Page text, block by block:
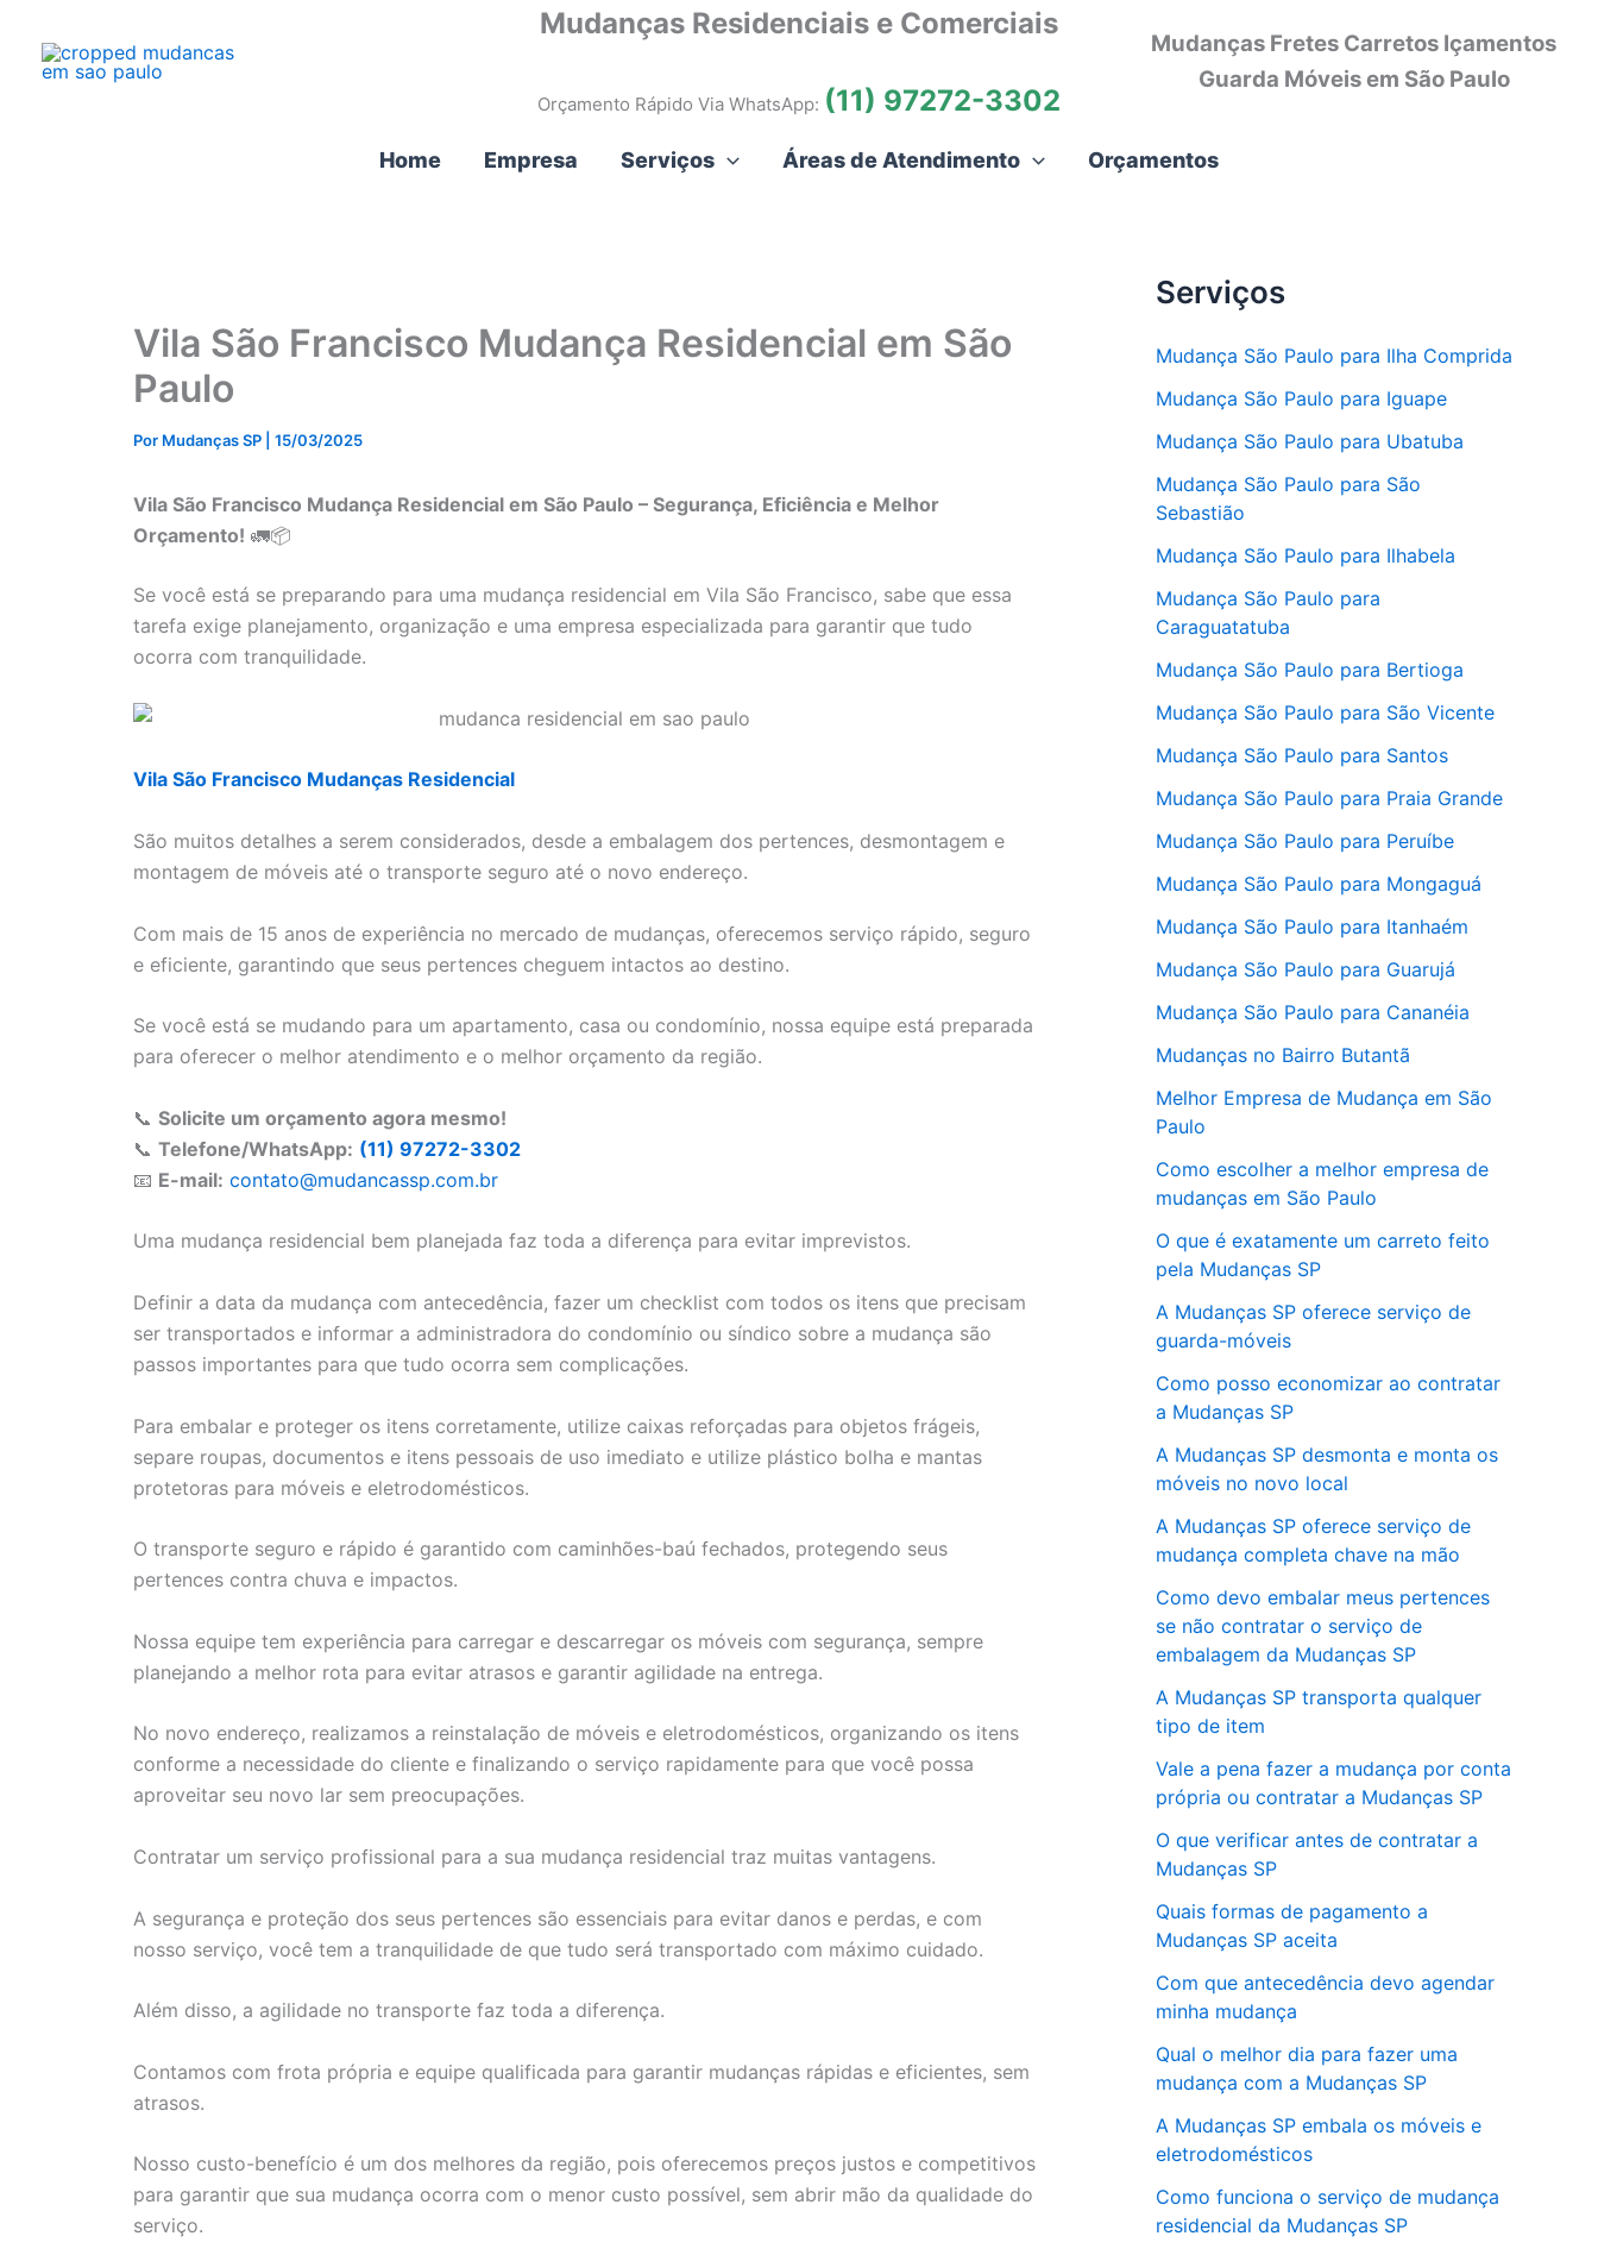
Mudanças Residenciais e Comerciais
Orçamento Rápido Via WhatsApp: (11) 97272-3302
Mudanças Fretes Carretos Içamentos
Guarda Móveis em São Paulo
Home Empresa Serviços Áreas de Atendimento Orçamentos
Vila São Francisco Mudança Residencial em São
Paulo
Por Mudanças SP 15/03/2025
Vila São Francisco Mudança Residencial em São Paulo – Segurança, Eficiência e Melhor
Orçamento! 🚛📦
Se você está se preparando para uma mudança residencial em Vila São Francisco, sabe que essa
tarefa exige planejamento, organização e uma empresa especializada para garantir que tudo
ocorra com tranquilidade.
Vila São Francisco Mudanças Residencial
São muitos detalhes a serem considerados, desde a embalagem dos pertences, desmontagem e
montagem de móveis até o transporte seguro até o novo endereço.
Com mais de 15 anos de experiência no mercado de mudanças, oferecemos serviço rápido, seguro
e eficiente, garantindo que seus pertences cheguem intactos ao destino.
Se você está se mudando para um apartamento, casa ou condomínio, nossa equipe está preparada
para oferecer o melhor atendimento e o melhor orçamento da região.
📞 Solicite um orçamento agora mesmo!
📞 Telefone/WhatsApp: (11) 97272-3302
📧 E-mail: contato@mudancassp.com.br
Uma mudança residencial bem planejada faz toda a diferença para evitar imprevistos.
Definir a data da mudança com antecedência, fazer um checklist com todos os itens que precisam
ser transportados e informar a administradora do condomínio ou síndico sobre a mudança são
passos importantes para que tudo ocorra sem complicações.
Para embalar e proteger os itens corretamente, utilize caixas reforçadas para objetos frágeis,
separe roupas, documentos e itens pessoais de uso imediato e utilize plástico bolha e mantas
protetoras para móveis e eletrodomésticos.
O transporte seguro e rápido é garantido com caminhões-baú fechados, protegendo seus
pertences contra chuva e impactos.
Nossa equipe tem experiência para carregar e descarregar os móveis com segurança, sempre
planejando a melhor rota para evitar atrasos e garantir agilidade na entrega.
No novo endereço, realizamos a reinstalação de móveis e eletrodomésticos, organizando os itens
conforme a necessidade do cliente e finalizando o serviço rapidamente para que você possa
aproveitar seu novo lar sem preocupações.
Contratar um serviço profissional para a sua mudança residencial traz muitas vantagens.
A segurança e proteção dos seus pertences são essenciais para evitar danos e perdas, e com
nosso serviço, você tem a tranquilidade de que tudo será transportado com máximo cuidado.
Além disso, a agilidade no transporte faz toda a diferença.
Contamos com frota própria e equipe qualificada para garantir mudanças rápidas e eficientes, sem
atrasos.
Nosso custo-benefício é um dos melhores da região, pois oferecemos preços justos e competitivos
para garantir que sua mudança ocorra com o menor custo possível, sem abrir mão da qualidade do
serviço.
Serviços
Mudança São Paulo para Ilha Comprida
Mudança São Paulo para Iguape
Mudança São Paulo para Ubatuba
Mudança São Paulo para São
Sebastião
Mudança São Paulo para Ilhabela
Mudança São Paulo para
Caraguatatuba
Mudança São Paulo para Bertioga
Mudança São Paulo para São Vicente
Mudança São Paulo para Santos
Mudança São Paulo para Praia Grande
Mudança São Paulo para Peruíbe
Mudança São Paulo para Mongaguá
Mudança São Paulo para Itanhaém
Mudança São Paulo para Guarujá
Mudança São Paulo para Cananéia
Mudanças no Bairro Butantã
Melhor Empresa de Mudança em São
Paulo
Como escolher a melhor empresa de
mudanças em São Paulo
O que é exatamente um carreto feito
pela Mudanças SP
A Mudanças SP oferece serviço de
guarda-móveis
Como posso economizar ao contratar
a Mudanças SP
A Mudanças SP desmonta e monta os
móveis no novo local
A Mudanças SP oferece serviço de
mudança completa chave na mão
Como devo embalar meus pertences
se não contratar o serviço de
embalagem da Mudanças SP
A Mudanças SP transporta qualquer
tipo de item
Vale a pena fazer a mudança por conta
própria ou contratar a Mudanças SP
O que verificar antes de contratar a
Mudanças SP
Quais formas de pagamento a
Mudanças SP aceita
Com que antecedência devo agendar
minha mudança
Qual o melhor dia para fazer uma
mudança com a Mudanças SP
A Mudanças SP embala os móveis e
eletrodomésticos
Como funciona o serviço de mudança
residencial da Mudanças SP